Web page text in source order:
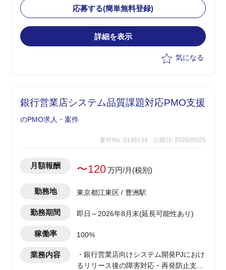
・下記想定業務内容
-現状業務のヒアリング
-課題整理
-スケジュール管理
応募する(簡単無料登録)
詳細を表示
気になる
銀行営業店システム品質課題対応PMO支援
のPMO求人・案件
案件No. 0146134 公開日: 2026/05/25
月額報酬 〜120万円/月(税別)
勤務地 東京都江東区 / 豊洲駅
勤務期間 即日～2026年8月末(延長可能性あり)
稼働率 100%
業務内容
・銀行営業店向けシステム開発PJにおけ
るリリース後の障害対応・再発防止支援